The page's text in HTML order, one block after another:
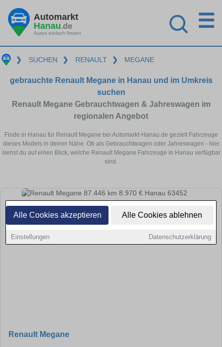
Alle Cookies akzeptieren Alle Cookies ablehnen
Einstellungen Datenschutzerklärung
Automarkt
Hanau.de
Autos einfach finden
☰
❯ SUCHEN ❯ RENAULT ❯ MEGANE
gebrauchte Renault Megane in Hanau und im Umkreis
suchen
Renault Megane Gebrauchtwagen & Jahreswagen im
regionalen Angebot
Finde in Hanau für Renault Megane bei Automarkt-Hanau.de gezielt Fahrzeuge
dieses Models in deiner Nähe. Ob als Gebrauchtwagen oder Jahreswagen - hier
siehst du auf einen Blick, welche Renault Megane Fahrzeuge in Hanau verfügbar
sind.
Renault Megane